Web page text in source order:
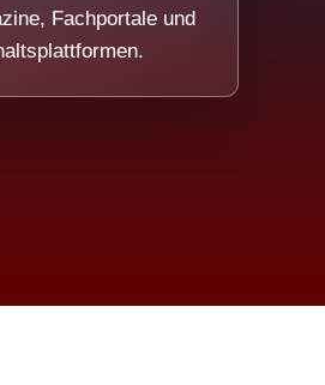
Fachportale und